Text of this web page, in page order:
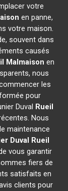
votre
en panne,
votre maison.
souvent dans
causés
Malmaison en
nous
les
pour
Duval Rueil
Nous
maintenance
Duval Rueil
vous garantir
fiers de
satisfaits en
clients pour